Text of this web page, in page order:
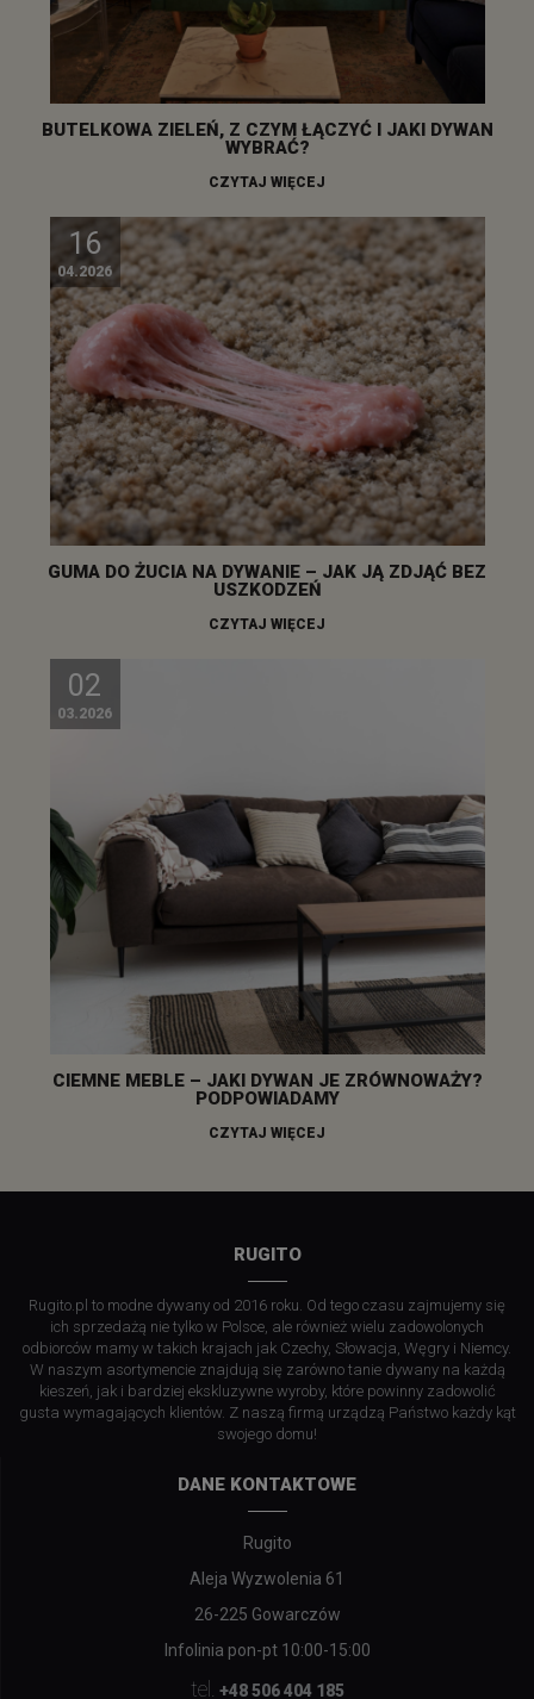
BUTELKOWA ZIELEŃ, Z CZYM ŁĄCZYĆ I JAKI DYWAN
WYBRAĆ?
CZYTAJ WIĘCEJ
16
04.2026
GUMA DO ŻUCIA NA DYWANIE – JAK JĄ ZDJĄĆ BEZ
USZKODZEŃ
CZYTAJ WIĘCEJ
02
03.2026
CIEMNE MEBLE – JAKI DYWAN JE ZRÓWNOWAŻY?
PODPOWIADAMY
CZYTAJ WIĘCEJ
RUGITO
Rugito.pl to modne dywany od 2016 roku. Od tego czasu zajmujemy się
ich sprzedażą nie tylko w Polsce, ale również wielu zadowolonych
odbiorców mamy w takich krajach jak Czechy, Słowacja, Węgry i Niemcy.
W naszym asortymencie znajdują się zarówno tanie dywany na każdą
kieszeń, jak i bardziej ekskluzywne wyroby, które powinny zadowolić
gusta wymagających klientów. Z naszą firmą urządzą Państwo każdy kąt
swojego domu!
DANE KONTAKTOWE
Rugito
Aleja Wyzwolenia 61
26-225 Gowarczów
Infolinia pon-pt 10:00-15:00
tel. +48 506 404 185